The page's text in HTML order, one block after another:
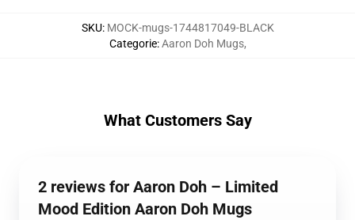
SKU: MOCK-mugs-1744817049-BLACK
Categorie:Aaron Doh Mugs,
What Customers Say
2 reviews for Aaron Doh – Limited
Mood Edition Aaron Doh Mugs